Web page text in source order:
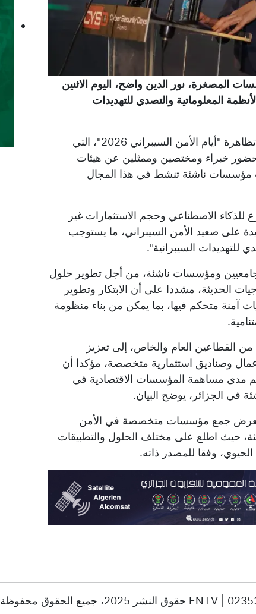
المصغرة، نور الدين واضح، اليوم الاثنين
المعلوماتية والتصدي للتهديدات
وجاء ذلك خلال إشرافه على افتتاح الطبعة الأولى من تظاهرة "أيام الأمن السيبراني 2026"، التي
بحضور خبراء ومختصين وممثلين عن هيئات
مؤسسات ناشئة تنشط في هذا المجال
للذكاء الاصطناعي وحجم الاستثمارات غير
على صعيد الأمن السيبراني، ما يستوجب
للتهديدات السيبرانية".
وجامعيين ومؤسسات ناشئة، من أجل تطوير حلول
الحديثة، مشددا على أن الابتكار وتطوير
آمنة متحكم فيها، بما يمكن من بناء منظومة
من القطاعين العام والخاص، إلى تعزيز
وصناديق استثمارية متخصصة، مؤكدا أن
مدى مساهمة المؤسسات الاقتصادية في
في الجزائر، يوضح البيان.
معرض جمع مؤسسات متخصصة في الأمن
بحضور 10 مؤسسات ناشئة، حيث اطلع على مختلف الحلول والتطبيقات
وفقا للمصدر ذاته.